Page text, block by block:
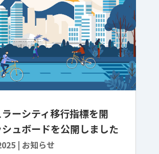
ーシティ移行指標を開
ュボードを公開しました
| お知らせ